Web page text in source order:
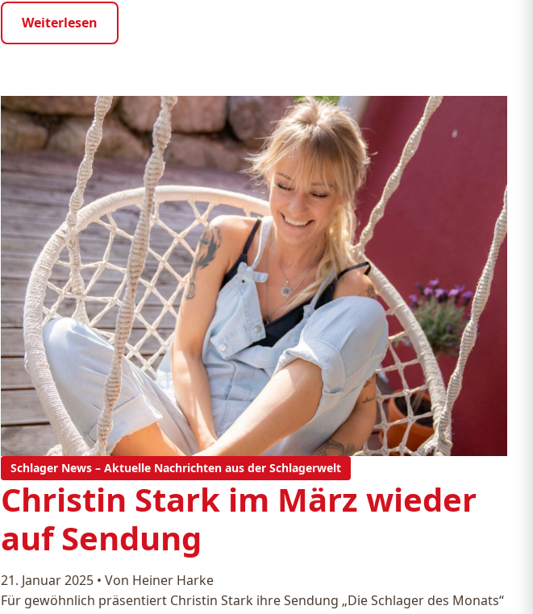
Weiterlesen
Schlager News – Aktuelle Nachrichten aus der Schlagerwelt
Christin Stark im März wieder
auf Sendung
21. Januar 2025 • Von Heiner Harke
Für gewöhnlich präsentiert Christin Stark ihre Sendung „Die Schlager des Monats“